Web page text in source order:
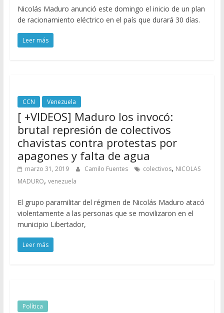
Nicolás Maduro anunció este domingo el inicio de un plan
de racionamiento eléctrico en el país que durará 30 días.
Leer más
CCN Venezuela
[ +VIDEOS] Maduro los invocó:
brutal represión de colectivos
chavistas contra protestas por
apagones y falta de agua
marzo 31, 2019 Camilo Fuentes colectivos, NICOLAS
MADURO, venezuela
El grupo paramilitar del régimen de Nicolás Maduro atacó
violentamente a las personas que se movilizaron en el
municipio Libertador,
Leer más
Política